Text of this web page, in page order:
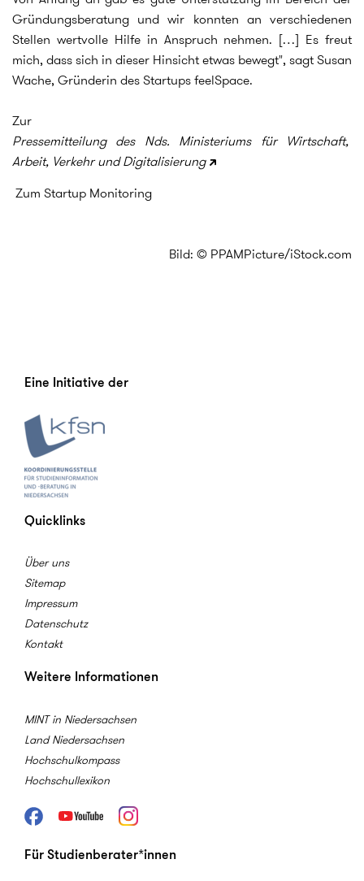
Gründungsberatung und wir konnten an verschiedenen
Stellen wertvolle Hilfe in Anspruch nehmen. […] Es freut
mich, dass sich in dieser Hinsicht etwas bewegt", sagt Susan
Wache, Gründerin des Startups feelSpace.
Zur
Pressemitteilung des Nds. Ministeriums für Wirtschaft,
Arbeit, Verkehr und Digitalisierung
Zum Startup Monitoring
Bild: © PPAMPicture/iStock.com
Eine Initiative der
Quicklinks
Über uns
Sitemap
Impressum
Datenschutz
Kontakt
Weitere Informationen
MINT in Niedersachsen
Land Niedersachsen
Hochschulkompass
Hochschullexikon
FacebookYoutube Instagram
Für Studienberater*innen